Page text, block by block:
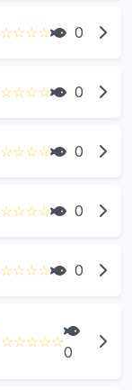
☆☆☆☆ 0
☆☆☆☆ 0
☆☆☆☆ 0
☆☆☆☆ 0
☆☆☆☆ 0
☆☆☆☆☆
0